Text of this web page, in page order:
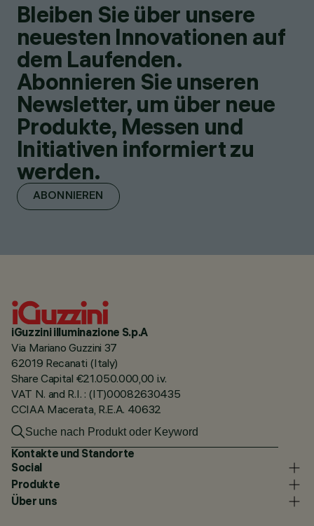
Bleiben Sie über unsere
neuesten Innovationen auf
dem Laufenden.
Abonnieren Sie unseren
Newsletter, um über neue
Produkte, Messen und
Initiativen informiert zu
werden.
ABONNIEREN
iGuzzini illuminazione S.p.A
Via Mariano Guzzini 37
62019 Recanati (Italy)
Share Capital €21.050.000,00 i.v.
VAT N. and R.I. : (IT)00082630435
CCIAA Macerata, R.E.A. 40632
Kontakte und Standorte
Social
Produkte
Über uns